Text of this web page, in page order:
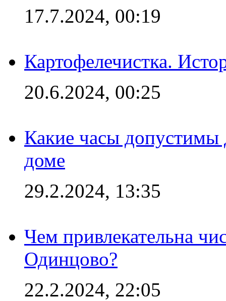
17.7.2024, 00:19
Картофелечистка.
20.6.2024, 00:25
Какие часы
доме
29.2.2024, 13:35
Чем привлекательна
Одинцово?
22.2.2024, 22:05